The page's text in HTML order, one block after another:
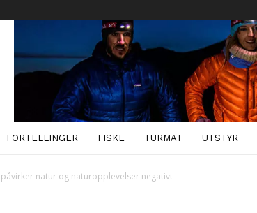
FORTELLINGER FISKE TURMAT UTSTYR
natur og naturopplevelser negativt